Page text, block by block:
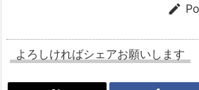

よろしければシェアお願いします